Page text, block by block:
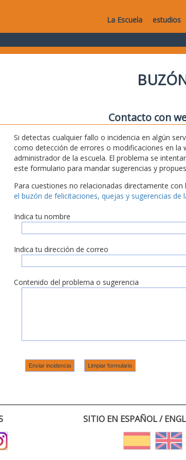
La Escuela estudios
Contacto con
Si detectas cualquier fallo o incidencia en algún
como detección de errores o modificaciones en la
administrador de la escuela. El problema se
este formulario para mandar sugerencias y
Para cuestiones no relacionadas directamente
el buzón de felicitaciones, quejas y sugerencias de
Indica tu nombre
Indica tu dirección de correo
Contenido del problema o sugerencia
SITIO EN ESPAÑOL /